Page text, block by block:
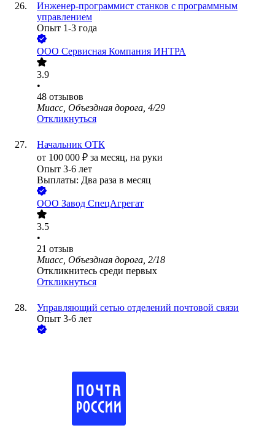
Инженер-программист станков с программным
управлением
Опыт 1-3 года
ООО Сервисная Компания ИНТРА
3.9
•
48 отзывов
Миасс, Объездная дорога, 4/29
Откликнуться
Начальник ОТК
от 100 000 ₽ за месяц, на руки
Опыт 3-6 лет
Выплаты: Два раза в месяц
ООО Завод СпецАгрегат
3.5
•
21 отзыв
Миасс, Объездная дорога, 2/18
Откликнитесь среди первых
Откликнуться
Управляющий сетью отделений почтовой связи
Опыт 3-6 лет